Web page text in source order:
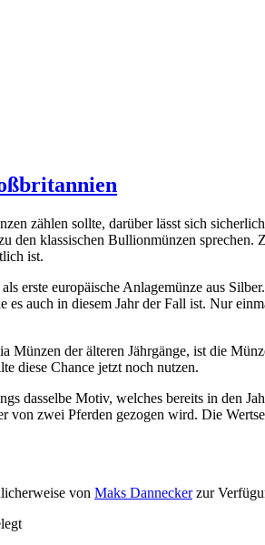
zählen sollte, darüber lässt sich
den klassischen Bullionmünzen
ist.
erste europäische Anlagemünze aus
auch in diesem Jahr der Fall ist. Nur
der älteren Jährgänge, ist die
diese Chance jetzt noch nutzen.
dasselbe Motiv, welches bereits in den
von zwei Pferden gezogen wird. Die
von Maks Danneckerzur